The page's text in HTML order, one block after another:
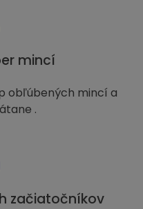
mincí
obľúbených mincí a
.
začiatočníkov